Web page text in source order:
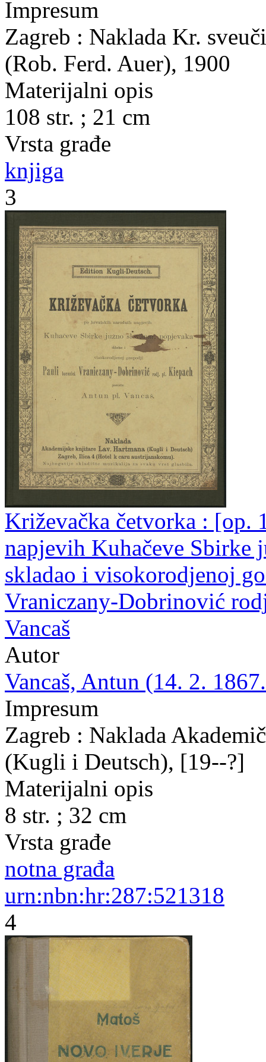
Impresum
Zagreb : Naklada Kr.
(Rob. Ferd. Auer), 1900
Materijalni opis
108 str. ; 21 cm
Vrsta građe
knjiga
3
Križevačka četvorka : [op.
napjevih Kuhačeve Sbirke
skladao i visokorodjenoj
Vraniczany-Dobrinović
Vancaš
Autor
Vancaš, Antun (14. 2.
Impresum
Zagreb : Naklada
(Kugli i Deutsch), [19--?]
Materijalni opis
8 str. ; 32 cm
Vrsta građe
notna građa
urn:nbn:hr:287:521318
4